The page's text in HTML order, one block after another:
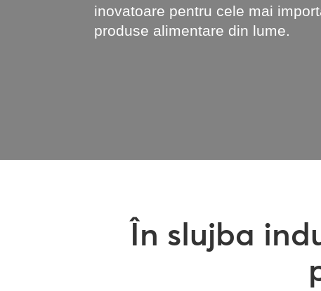
inovatoare pentru cele mai
produse alimentare din lume.
În slujba